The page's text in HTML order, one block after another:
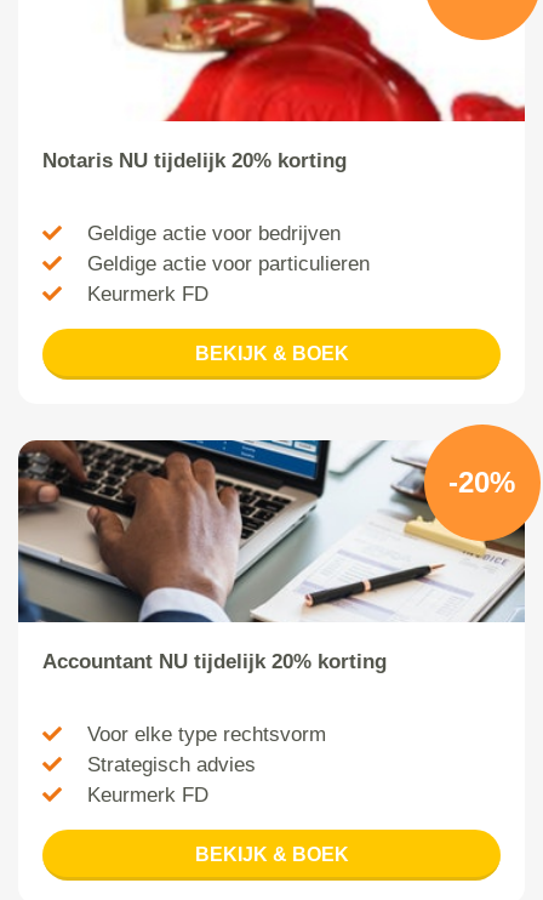
Notaris NU tijdelijk 20% korting
Geldige actie voor bedrijven
Geldige actie voor particulieren
Keurmerk FD
BEKIJK & BOEK
-20%
Accountant NU tijdelijk 20% korting
Voor elke type rechtsvorm
Strategisch advies
Keurmerk FD
BEKIJK & BOEK